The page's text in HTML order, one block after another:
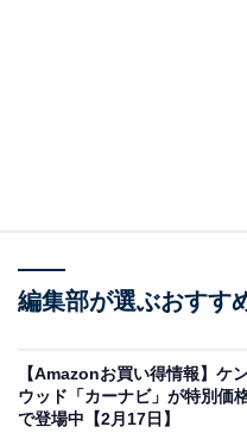
※本記事で紹介している商品の購
オールアバウトに還元されること
コムテックの「GPSレ
場！
編集部が選ぶおすす
【Amazonお買い得情報】ケ
ウッド「カーナビ」が特別価
で登場中【2月17日】